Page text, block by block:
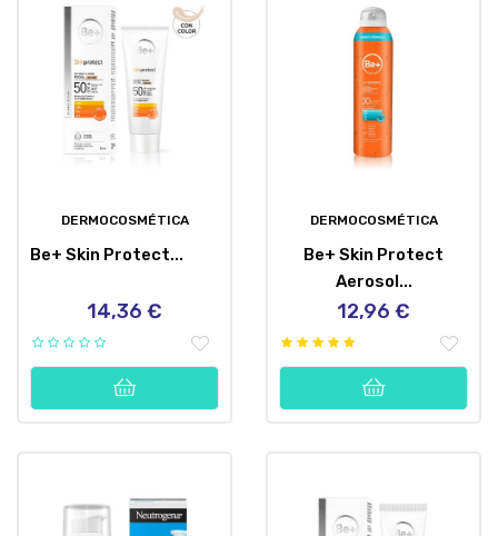
DERMOCOSMÉTICA
Be+ Skin Protect...
Precio
14,36 €
DERMOCOSMÉTICA
Be+ Skin Protect
Aerosol...
Precio
12,96 €